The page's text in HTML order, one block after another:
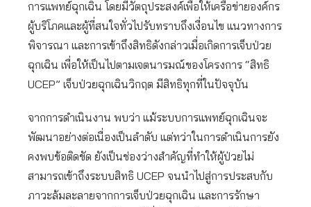
การแพทย์ฉุกเฉิน โดยมีวัตถุประสงค์เพื่อให้เครือข่ายองค์กร
ผู้บริโภคและผู้ที่สนใจทั่วไปรับทราบถึงเงื่อนไข แนวทางการ
พิจารณา และการเข้าถึงสิทธิดังกล่าวเมื่อเกิดการเจ็บป่วย
ฉุกเฉิน เพื่อให้เป็นไปตามเจตนารมณ์ของโครงการ “สิทธิ
UCEP” เจ็บป่วยฉุกเฉินวิกฤต มีสิทธิทุกที่ในปัจจุบัน
จากการดำเนินงาน พบว่า แม้ระบบการแพทย์ฉุกเฉินจะ
พัฒนาอย่างต่อเนื่องเป็นลำดับ แต่ทว่าในการดำเนินการยัง
คงพบข้อติดขัด ยังเป็นช่องว่างสำคัญที่ทำให้ผู้ป่วยไม่
สามารถเข้าถึงระบบสิทธิ UCEP จนนำไปสู่การประสบกับ
ภาวะล้มละลายจากการเจ็บป่วยฉุกเฉิน และการรักษา